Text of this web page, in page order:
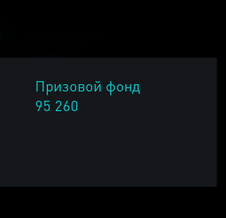
Призовой фонд
95 260